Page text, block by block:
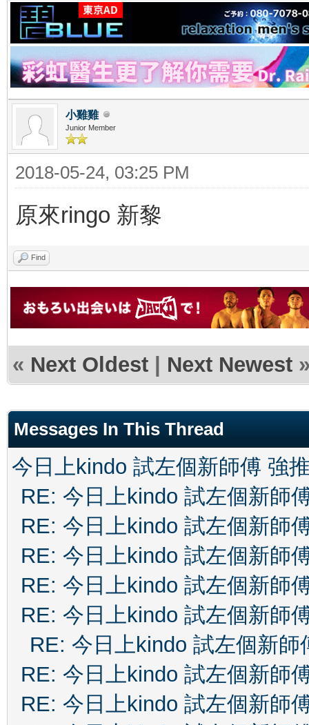
小雞雞
Junior Member
2018-05-24, 03:25 PM
原來ringo 新黎
Find
« Next Oldest | Next Newest
Messages In This Thread
今日上kindo 試左個新師傅 強
RE: 今日上kindo 試左個新師
RE: 今日上kindo 試左個新師
RE: 今日上kindo 試左個新師
RE: 今日上kindo 試左個新師
RE: 今日上kindo 試左個新師
RE: 今日上kindo 試左個新師
RE: 今日上kindo 試左個新師
RE: 今日上kindo 試左個新師